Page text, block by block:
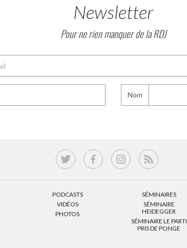
Newsletter
Pour ne rien manquer de la RDJ
Nom
PODCASTS
VIDÉOS
PHOTOS
SÉMINAIRES
SÉMINAIRE
HEIDEGGER
SÉMINAIRE LE PARTI
PRIS DE PONGE